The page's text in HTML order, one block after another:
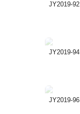
JY2019-92
JY2019-94
JY2019-96